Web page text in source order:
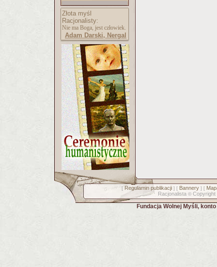
Złota myśl
Racjonalisty:
Nie ma Boga, jest człowiek.
Adam Darski, Nergal
[ Regulamin publikacji] [ Bannery] [
Racjonalista © Copyright
Fundacja Wolnej Myśli,